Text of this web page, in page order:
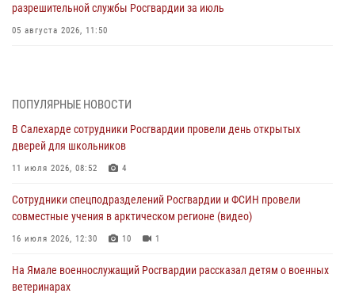
разрешительной службы Росгвардии за июль
05 августа 2026, 11:50
03 августа 2026, 07:21 2
Генерал-полковник Юрий Аверин выступил на Всероссийском
молодёжном образовательном форуме «Территория смыслов»
03 августа 2026, 06:54
Директор Росгвардии Герой России генерал армии Виктор Золотов
поздравил специалистов подразделений тыла с профессиональным
праздником
Сотрудники СОБР «Варк» повышают боевое мастерство на Ямале
ПОПУЛЯРНЫЕ НОВОСТИ
В Салехарде сотрудники Росгвардии провели день открытых
дверей для школьников
11 июля 2026, 08:52 4
Сотрудники спецподразделений Росгвардии и ФСИН провели
совместные учения в арктическом регионе (видео)
16 июля 2026, 12:30 10 1
На Ямале военнослужащий Росгвардии рассказал детям о военных
ветеринарах